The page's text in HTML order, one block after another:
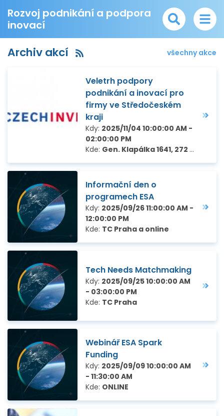
Rozvoj podnikání a podpora
inovací
Archiv akcí všechny akce
Veletrh podpory
podnikání a inovací pro
firmy ve Středočeském
kraji
Kdy: 2025/11/04 10:00:00 AM -
02:00:00 PM
Kde: Gen. Klapálka 1641, 272 01 Kladno
Informační den o
programech ESA
Kdy: 2025/09/26 11:00:00 AM -
12:00:00 PM
Kde: TC Praha a online
Tech Needs Matchmaking
Kdy: 2025/09/25 10:00:00 AM
- 03:00:00 PM
Kde: TC Praha
Webinář ESA Spark
Funding
Kdy: 2025/09/09 10:00:00 AM
- 11:30:00 AM
Kde: ONLINE